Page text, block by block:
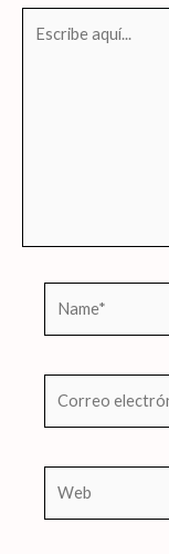
aquí...
electrónico*